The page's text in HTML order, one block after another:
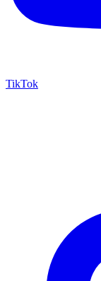
TikTok